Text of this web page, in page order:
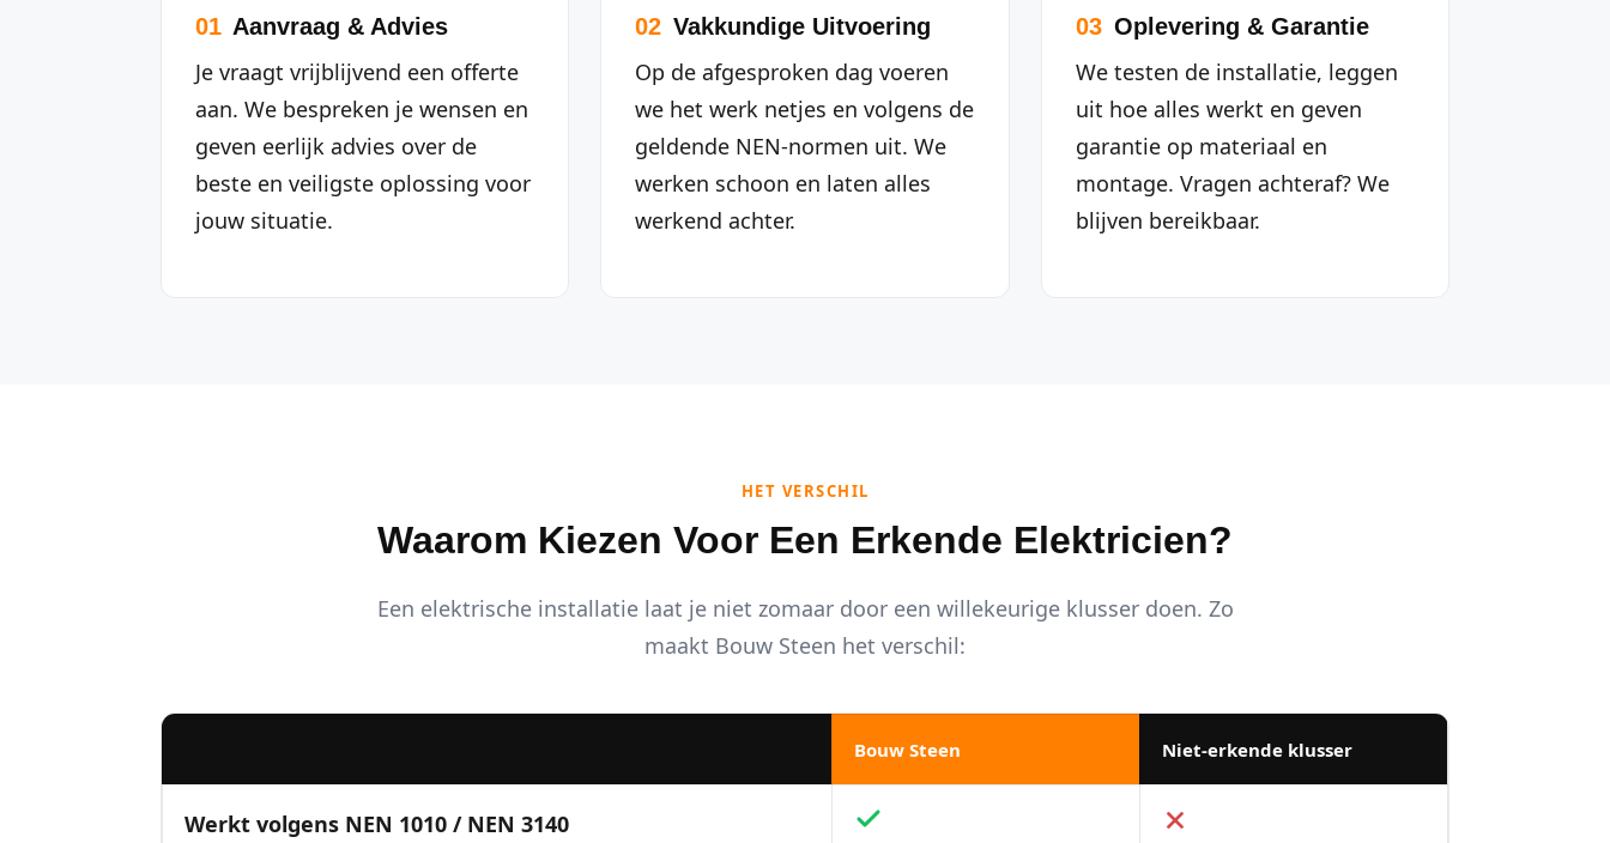
01 Aanvraag & Advies
Je vraagt vrijblijvend een offerte
aan. We bespreken je wensen en
geven eerlijk advies over de
beste en veiligste oplossing voor
jouw situatie.
02 Vakkundige Uitvoering
Op de afgesproken dag voeren
we het werk netjes en volgens de
geldende NEN-normen uit. We
werken schoon en laten alles
werkend achter.
03 Oplevering & Garantie
We testen de installatie, leggen
uit hoe alles werkt en geven
garantie op materiaal en
montage. Vragen achteraf? We
blijven bereikbaar.
HET VERSCHIL
Waarom Kiezen Voor Een Erkende Elektricien?
Een elektrische installatie laat je niet zomaar door een willekeurige klusser doen. Zo
maakt Bouw Steen het verschil:
Bouw Steen Niet-erkende klusser
Werkt volgens NEN 1010 / NEN 3140